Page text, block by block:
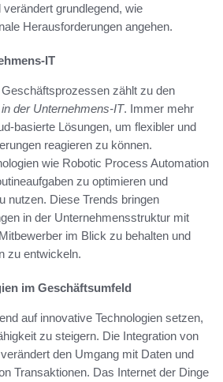
grundlegend, wie
Herausforderungen angehen.
IT
zählt zu den
der Unternehmens-IT. Immer mehr
basierte Lösungen, um flexibler und
reagieren zu können.
wie Robotic Process Automation
zu optimieren und
nutzen. Diese Trends bringen
in der Unternehmensstruktur mit
im Blick zu behalten und
zu entwickeln.
im Geschäftsumfeld
auf innovative Technologien setzen,
zu steigern. Die Integration von
den Umgang mit Daten und
Transaktionen. Das Internet der Dinge